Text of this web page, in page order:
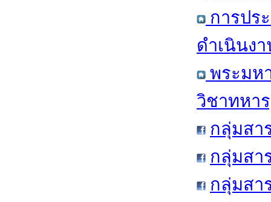
การปร
ดำเนินง
พระมห
วิชาทหา
กลุ่มสา
กลุ่มสา
กลุ่มสา